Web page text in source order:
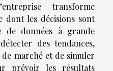
transforme
dont les décisions sont
de données à grande
des tendances,
marché et de simuler
prévoir les résultats